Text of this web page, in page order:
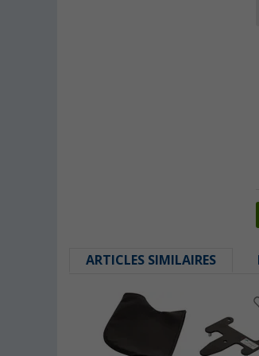
ARTICLES SIMILAIRES